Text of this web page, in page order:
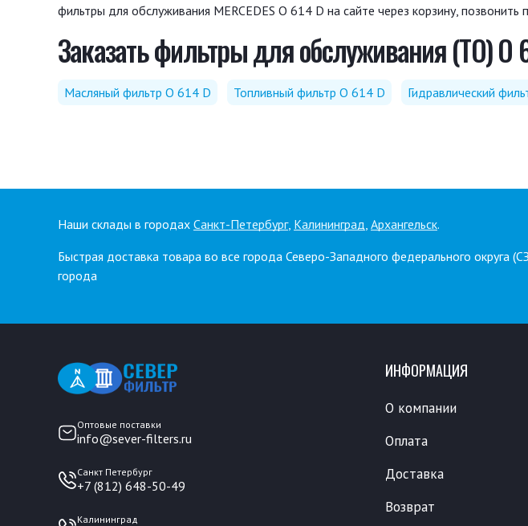
фильтры для обслуживания MERCEDES O 614 D на сайте через корзину, позвонить
Заказать фильтры для обслуживания (ТО) O
Масляный фильтр O 614 D Топливный фильтр O 614 D Гидравлический
Наши склады в городах Санкт-Петербург, Калининград, Архангельск.
Быстрая доставка товара во все города Северо-Западного федерального округа
города
Оптовые поставки
info@sever-filters.ru
Санкт Петербург
+7 (812) 648-50-49
Калининград
ИНФОРМАЦИЯ
О компании
Оплата
Доставка
Возврат